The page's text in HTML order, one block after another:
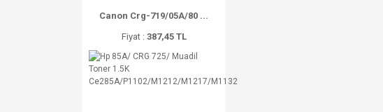
Canon Crg-719/05A/80 ...
Fiyat : 387,45 TL